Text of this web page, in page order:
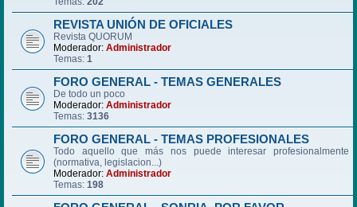
REVISTA UNIÓN DE OFICIALES
Revista QUORUM
Moderador: Administrador
Temas: 1
FORO GENERAL - TEMAS GENERALES
De todo un poco
Moderador: Administrador
Temas: 3136
FORO GENERAL - TEMAS PROFESIONALES
Todo aquello que más nos puede interesar profesionalmente
(normativa, legislacion...)
Moderador: Administrador
Temas: 198